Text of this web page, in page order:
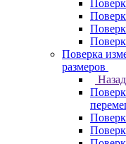
Поверка
размеров
Назад